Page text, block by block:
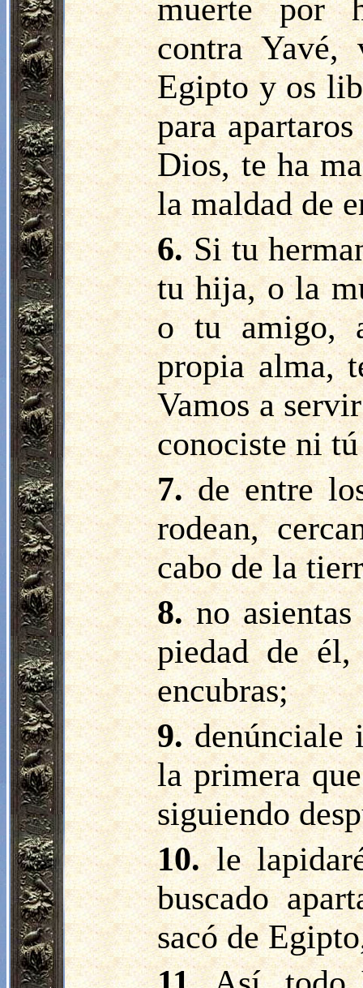
muerte por
contra Yavé,
Egipto y os
para
Dios, te ha
la maldad de
6.Si tu
tu hija, o la
o tu amigo,
propia alma,
Vamos a
conociste ni
7.de entre
rodean,
cabo de la
8.no
piedad de
encubras;
9.denúnciale
la primera
siguiendo
10.le
buscado
sacó de